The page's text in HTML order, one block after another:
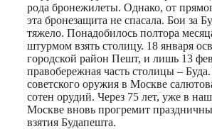
рода бронежилеты. Однако, от
эта бронезащита не спасала. Бои за
тяжело. Понадобилось полтора
штурмом взять столицу. 18 января
городской район Пешт, и лишь 13
правобережная часть столицы –
советского оружия в Москве
сотен орудий. Через 75 лет, уже в
Москве вновь прогремит
взятия Будапешта.